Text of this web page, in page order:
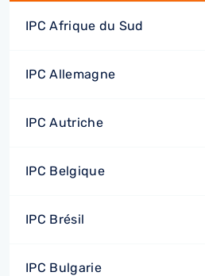
IPC Afrique du Sud
IPC Allemagne
IPC Autriche
IPC Belgique
IPC Brésil
IPC Bulgarie